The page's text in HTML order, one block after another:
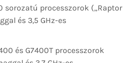
sorozatú processzorok („Raptor
és 3,5 GHz-es
és G7400T processzorok